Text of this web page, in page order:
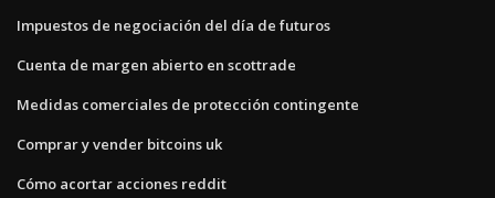
Impuestos de negociación del día de futuros
Cuenta de margen abierto en scottrade
Medidas comerciales de protección contingente
Comprar y vender bitcoins uk
Cómo acortar acciones reddit